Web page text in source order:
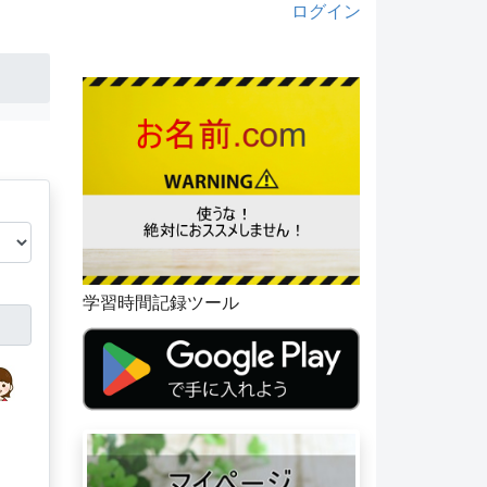
ログイン
学習時間記録ツール